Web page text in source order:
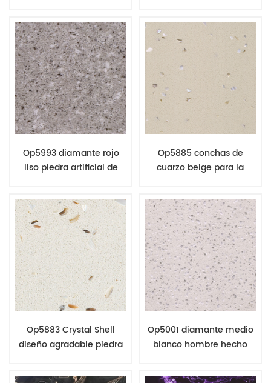
cuarzo
home worktop
Op5993 diamante rojo
liso piedra artificial de
Op5885 conchas de
cuarzo beige para la
de cocina
Op5883 Crystal Shell
diseño agradable piedra
Op5001 diamante medio
blanco hombre hecho